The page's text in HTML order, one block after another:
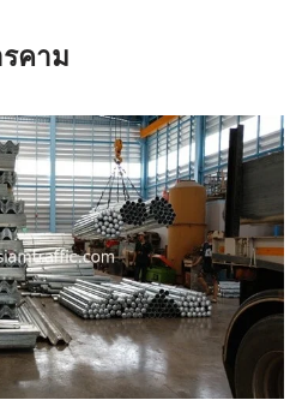
คาม